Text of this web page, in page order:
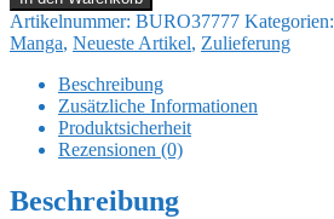
Ko
PalVerse
PVC
Statue
Kana
Arima
Menge
Artikelnummer: BURO37777 Kategorien:
Manga, Neueste Artikel, Zulieferung
Beschreibung
Zusätzliche Informationen
Produktsicherheit
Rezensionen (0)
Beschreibung